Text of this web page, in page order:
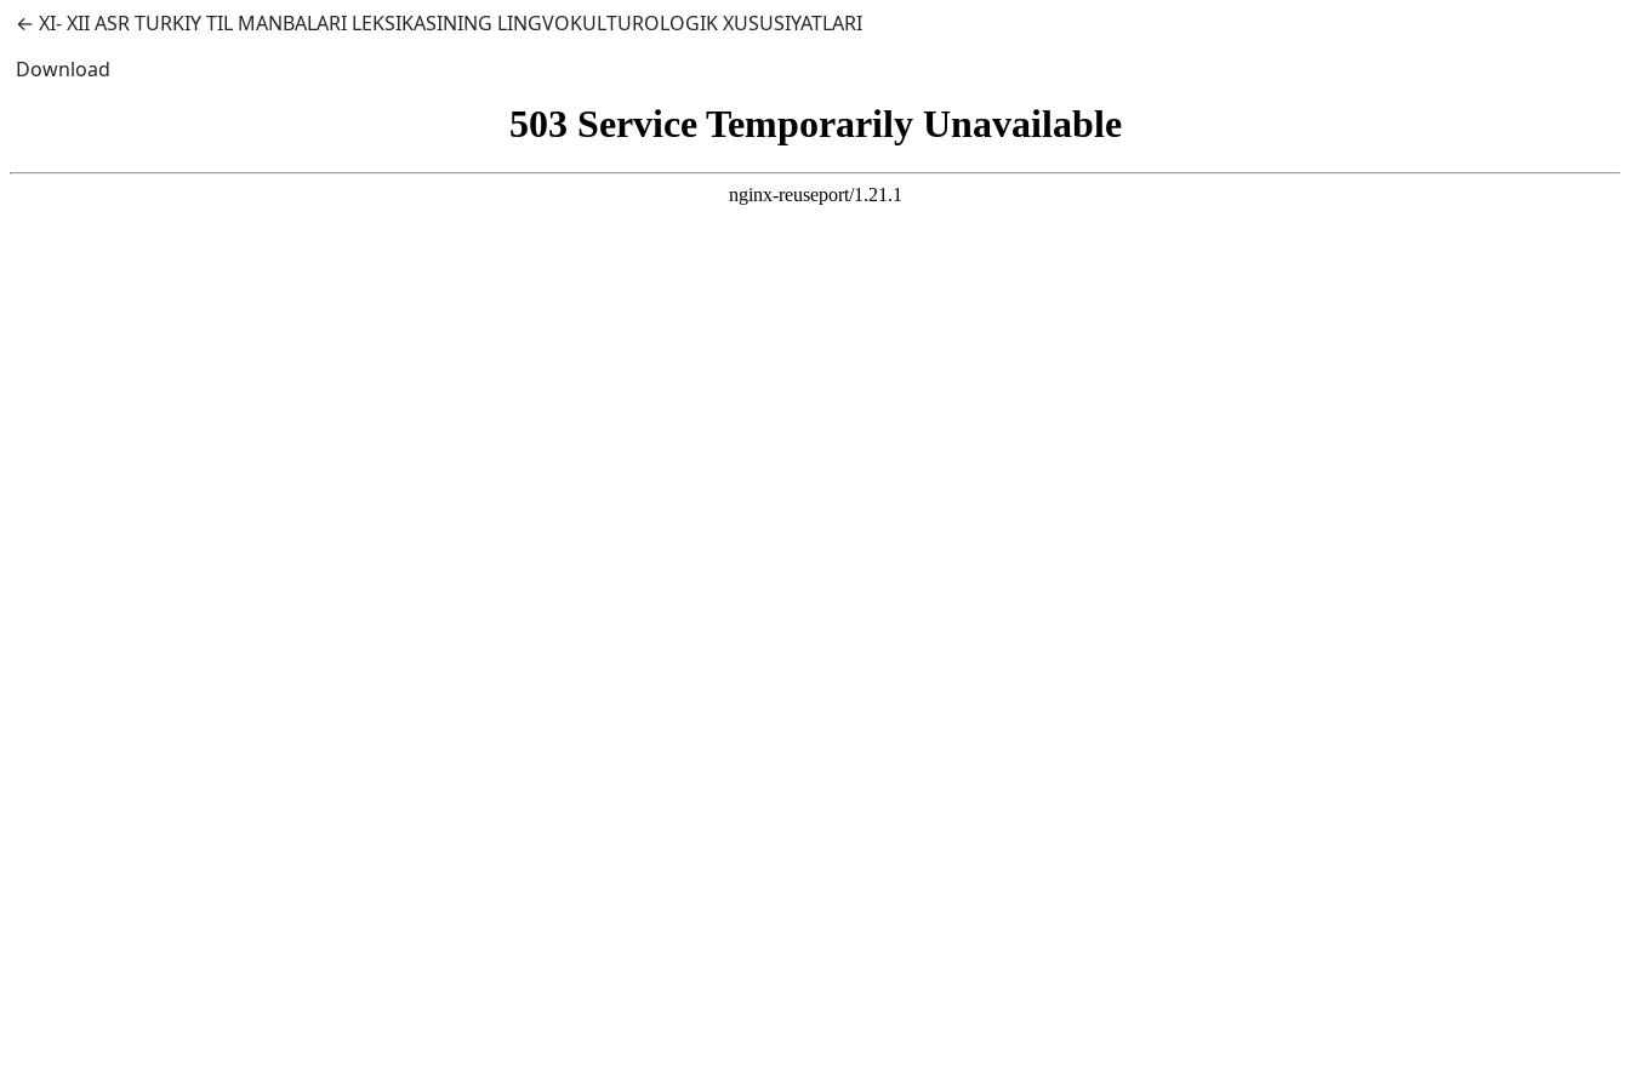
← Return to Article Details
XI- XII ASR TURKIY TIL MANBALARI LEKSIKASINING LINGVOKULTUROLOGIK XUSUSIYATLARI
Download